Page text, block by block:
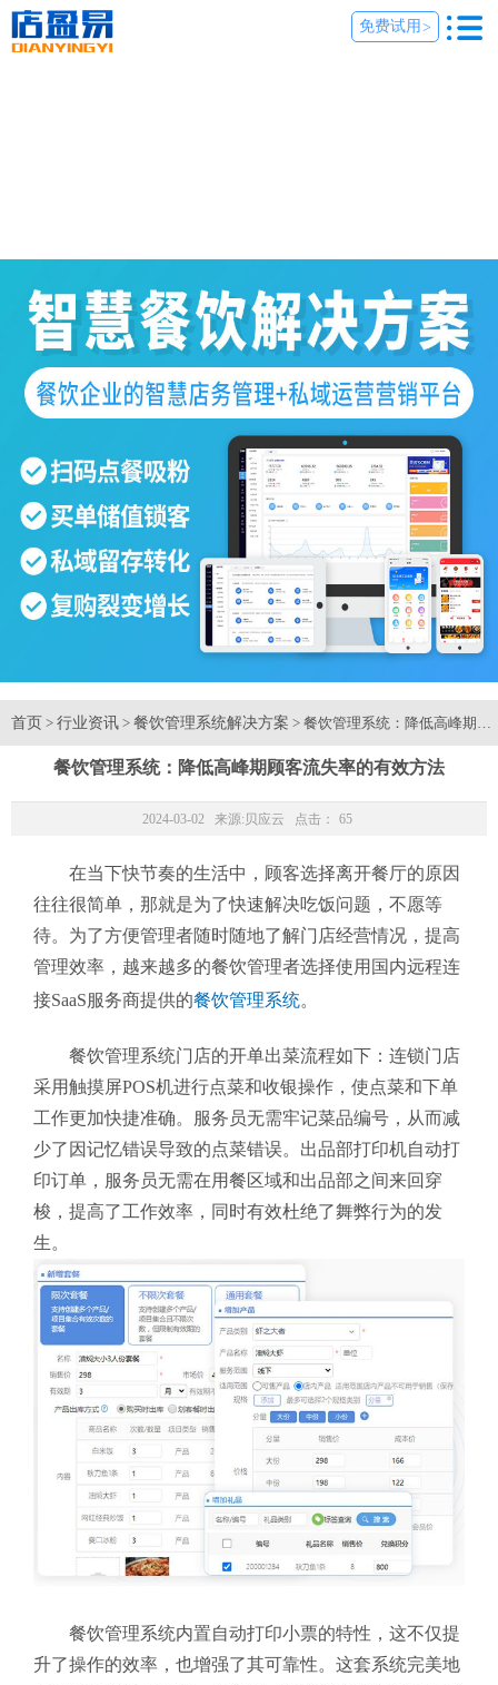
免费试用 >
首页 > 行业资讯 > 餐饮管理系统解决方案 > 餐饮管理系统：降低高峰期顾
餐饮管理系统：降低高峰期顾客流失率的有效方法
2024-03-02 来源: 贝应云 点击： 65
在当下快节奏的生活中，顾客选择离开餐厅的原因
往往很简单，那就是为了快速解决吃饭问题，不愿等
待。为了方便管理者随时随地了解门店经营情况，提高
管理效率，越来越多的餐饮管理者选择使用国内远程连
接SaaS服务商提供的餐饮管理系统。
餐饮管理系统门店的开单出菜流程如下：连锁门店
采用触摸屏POS机进行点菜和收银操作，使点菜和下单
工作更加快捷准确。服务员无需牢记菜品编号，从而减
少了因记忆错误导致的点菜错误。出品部打印机自动打
印订单，服务员无需在用餐区域和出品部之间来回穿
梭，提高了工作效率，同时有效杜绝了舞弊行为的发
生。
餐饮管理系统内置自动打印小票的特性，这不仅提
升了操作的效率，也增强了其可靠性。这套系统完美地